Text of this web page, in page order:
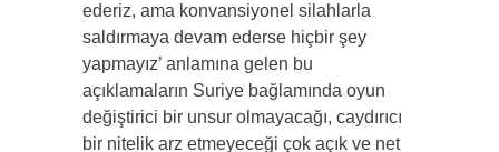
ederiz, ama konvansiyonel silahlarla
saldırmaya devam ederse hiçbir şey
yapmayız’ anlamına gelen bu
açıklamaların Suriye bağlamında oyun
değiştirici bir unsur olmayacağı, caydırıcı
bir nitelik arz etmeyeceği çok açık ve net